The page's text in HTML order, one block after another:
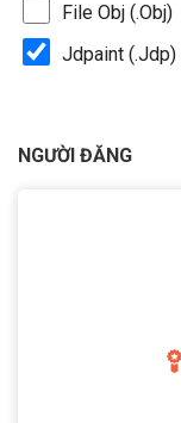
File Obj (.Obj)
Jdpaint (.Jdp)
NGƯỜI ĐĂNG